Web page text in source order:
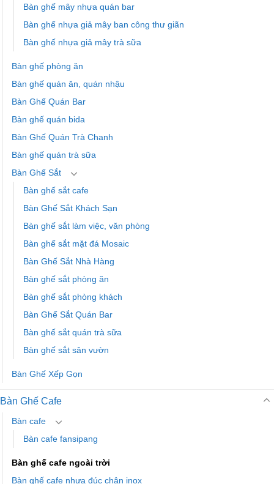
Bàn ghế mây nhựa quán bar
Bàn ghế nhựa giả mây ban công thư giãn
Bàn ghế nhựa giả mây trà sữa
Bàn ghế phòng ăn
Bàn ghế quán ăn, quán nhậu
Bàn Ghế Quán Bar
Bàn ghế quán bida
Bàn Ghế Quán Trà Chanh
Bàn ghế quán trà sữa
Bàn Ghế Sắt
Bàn ghế sắt cafe
Bàn Ghế Sắt Khách Sạn
Bàn ghế sắt làm việc, văn phòng
Bàn ghế sắt mặt đá Mosaic
Bàn Ghế Sắt Nhà Hàng
Bàn ghế sắt phòng ăn
Bàn ghế sắt phòng khách
Bàn Ghế Sắt Quán Bar
Bàn ghế sắt quán trà sữa
Bàn ghế sắt sân vườn
Bàn Ghế Xếp Gọn
Bàn Ghế Cafe
Bàn cafe
Bàn cafe fansipang
Bàn ghế cafe ngoài trời
Bàn ghế cafe nhựa đúc chân inox